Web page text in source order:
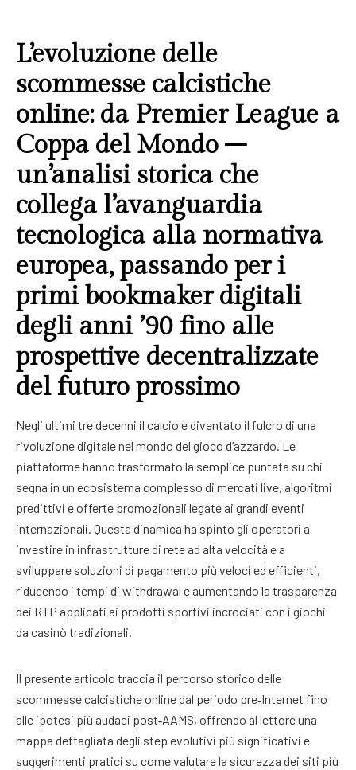
L’evoluzione delle
scommesse calcistiche
online: da Premier League a
Coppa del Mondo –
un’analisi storica che
collega l’avanguardia
tecnologica alla normativa
europea, passando per i
primi bookmaker digitali
degli anni ’90 fino alle
prospettive decentralizzate
del futuro prossimo
Negli ultimi tre decenni il calcio è diventato il fulcro di una
rivoluzione digitale nel mondo del gioco d’azzardo. Le
piattaforme hanno trasformato la semplice puntata su chi
segna in un ecosistema complesso di mercati live, algoritmi
predittivi e offerte promozionali legate ai grandi eventi
internazionali. Questa dinamica ha spinto gli operatori a
investire in infrastrutture di rete ad alta velocità e a
sviluppare soluzioni di pagamento più veloci ed efficienti,
riducendo i tempi di withdrawal e aumentando la trasparenza
dei RTP applicati ai prodotti sportivi incrociati con i giochi
da casinò tradizionali.
Il presente articolo traccia il percorso storico delle
scommesse calcistiche online dal periodo pre‑Internet fino
alle ipotesi più audaci post‑AAMS, offrendo al lettore una
mappa dettagliata degli step evolutivi più significativi e
suggerimenti pratici su come valutare la sicurezza dei siti più